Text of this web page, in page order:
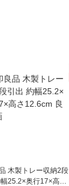
木製トレー収納2段
25.2×奥行17×高さ